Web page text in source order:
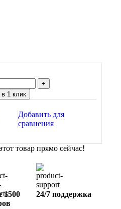
в 1 клик
Добавить для
сравнения
товар прямо сейчас!
1500
24/7 поддержка